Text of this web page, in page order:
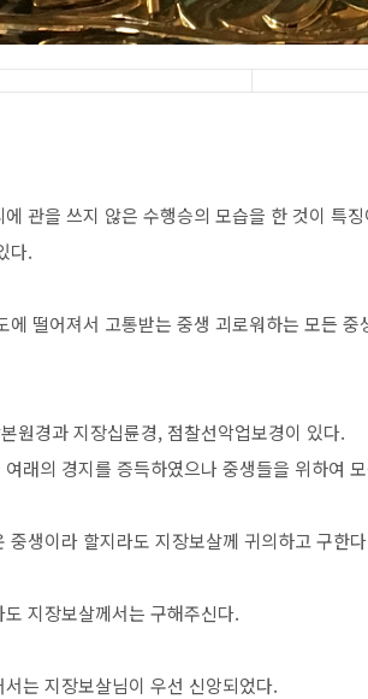
관을 쓰지 않은 수행승의 모습을 한 것이 특
다.
에 떨어져서 고통받는 중생 괴로워하는 모든
원경과 지장십륜경, 점찰선악업보경이 있다.
래의 경지를 증득하였으나 중생들을 위하여
중생이라 할지라도 지장보살께 귀의하고 구한
지장보살께서는 구해주신다.
는 지장보살님이 우선 신앙되었다.